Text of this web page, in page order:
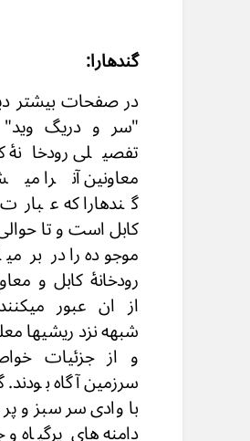
گندهارا:
در صفحات بیشتر
"سر و دریگ
تفصیلی رودخانۀ
معاونین آنرا
گندهارا که
کابل است و تا
موجوده را در بر
رودخانۀ کابل و
از ان عبور
شبهه نزد ریشیها
و از جزئیات
سرزمین آگاه بودند.
با وادی سر سبز و
دامنه های پرگیاه